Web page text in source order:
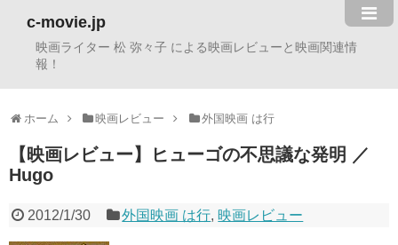
c-movie.jp
映画ライター 松 弥々子 による映画レビューと映画関連情
報！
ホーム 映画レビュー 外国映画 は行
【映画レビュー】ヒューゴの不思議な発明 ／
Hugo
2012/1/30 外国映画 は行, 映画レビュー